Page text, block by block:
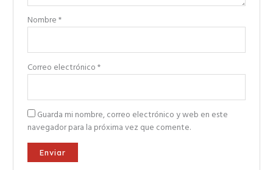
Nombre*
Correo electrónico*
Guarda mi nombre, correo electrónico y web en este
navegador para la próxima vez que comente.